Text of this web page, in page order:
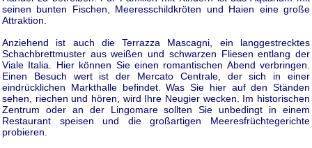
seinen bunten Fischen, Meeresschildkröten und Haien eine große
Attraktion.
Anziehend ist auch die Terrazza Mascagni, ein langgestrecktes
Schachbrettmuster aus weißen und schwarzen Fliesen entlang der
Viale Italia. Hier können Sie einen romantischen Abend verbringen.
Einen Besuch wert ist der Mercato Centrale, der sich in einer
eindrücklichen Markthalle befindet. Was Sie hier auf den Ständen
sehen, riechen und hören, wird Ihre Neugier wecken. Im historischen
Zentrum oder an der Lingomare sollten Sie unbedingt in einem
Restaurant speisen und die großartigen Meeresfrüchtegerichte
probieren.